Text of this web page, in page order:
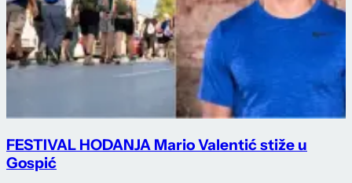
FESTIVAL HODANJA Mario Valentić stiže u
Gospić